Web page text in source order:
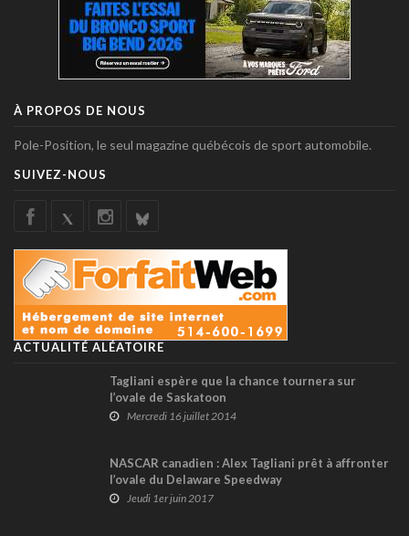
À PROPOS DE NOUS
Pole-Position, le seul magazine québécois de sport automobile.
SUIVEZ-NOUS
ACTUALITÉ ALÉATOIRE
Tagliani espère que la chance tournera sur
l’ovale de Saskatoon
Mercredi 16 juillet 2014
NASCAR canadien : Alex Tagliani prêt à affronter
l’ovale du Delaware Speedway
Jeudi 1er juin 2017